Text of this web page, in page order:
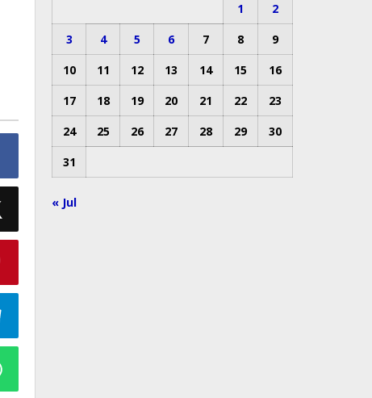
1
2
3
4 5 6 7 8
9
10
11 12 13 14 15
16
17
18 19 20 21 22
23
24
25 26 27 28 29
30
31
« Jul